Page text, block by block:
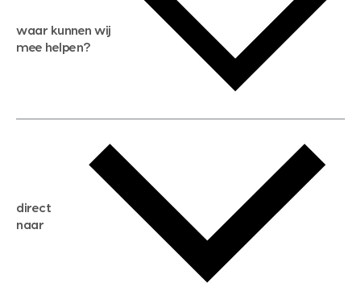
waar kunnen wij
mee helpen?
gratis zoekservice
huis verkopen
huis kopen
direct
naar